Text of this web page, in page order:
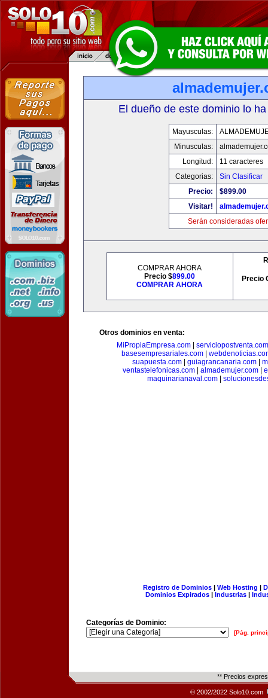
El dueño de este dominio lo
Mayusculas:
Minusculas:
Longitud:
11 caracteres
Categorias:
Sin Clasificar
Precio:
$899.00
Visitar!
Serán consideradas
COMPRAR AHORA
Precio $899.00
COMPRAR AHORA
Precio
Otros dominios en venta:
MiPropiaEmpresa.com| serviciopostventa.com
basesempresariales.com|
suapuesta.com
guiagrancanaria.com
ventastelefonicas.com| almademujer.com|
maquinarianaval.com|
Registro de Dominios| Web Hosting |
Dominios Expirados | Industrias |
Categorías de Dominio:
[Pág.
** Precios
© 2002/2022 Solo10.com